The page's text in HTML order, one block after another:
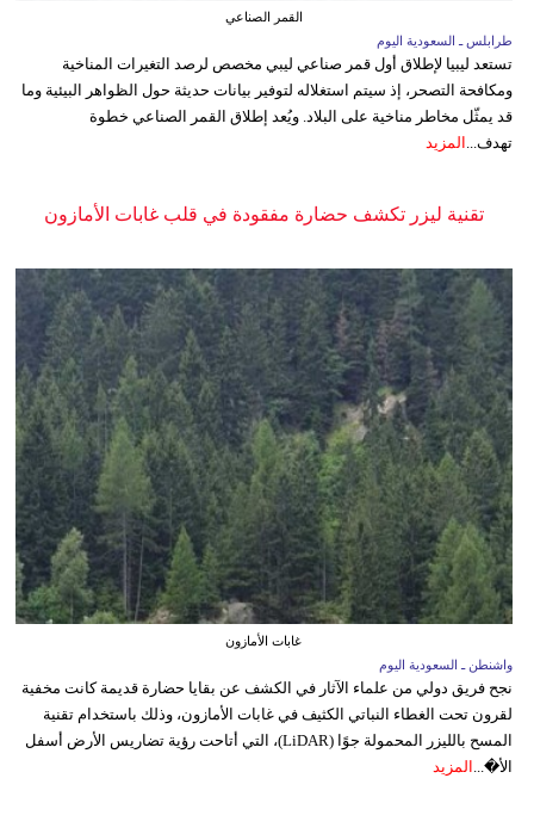
القمر الصناعي
طرابلس ـ السعودية اليوم
تستعد ليبيا لإطلاق أول قمر صناعي ليبي مخصص لرصد التغيرات المناخية
ومكافحة التصحر، إذ سيتم استغلاله لتوفير بيانات حديثة حول الظواهر البيئية وما
قد يمثّل مخاطر مناخية على البلاد. ويُعد إطلاق القمر الصناعي خطوة
تهدف...
المزيد
تقنية ليزر تكشف حضارة مفقودة في قلب غابات الأمازون
غابات الأمازون
واشنطن ـ السعودية اليوم
نجح فريق دولي من علماء الآثار في الكشف عن بقايا حضارة قديمة كانت مخفية
لقرون تحت الغطاء النباتي الكثيف في غابات الأمازون، وذلك باستخدام تقنية
المسح بالليزر المحمولة جوًا (LiDAR)، التي أتاحت رؤية تضاريس الأرض أسفل
الأ�... المزيد